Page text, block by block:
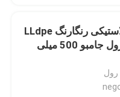
بسته بندی پلاستیکی رنگارنگ LLdpe
استرچ فیلم رول جامبو 500 میلی